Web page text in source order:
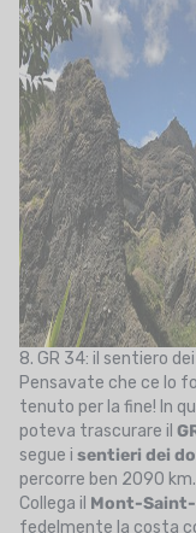
8. GR 34: il sentiero
Pensavate che ce lo
tenuto per la fine! In
poteva trascurare il
segue i sentieri dei
percorre ben 2090 km.
Collega il Mont-
fedelmente la costa